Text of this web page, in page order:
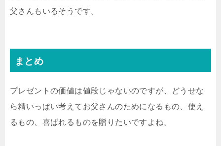
父さんもいるそうです。
まとめ
プレゼントの価値は値段じゃないのですが、どうせな
ら精いっぱい考えてお父さんのためになるもの、使え
るもの、喜ばれるものを贈りたいですよね。